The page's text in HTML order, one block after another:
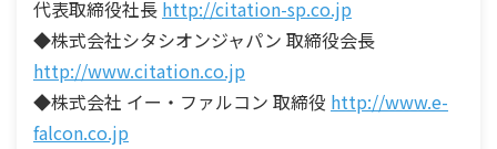
代表取締役社長 http://citation-sp.co.jp
◆株式会社シタシオンジャパン 取締役会長
http://www.citation.co.jp
◆株式会社 イー・ファルコン 取締役 http://www.e-
falcon.co.jp